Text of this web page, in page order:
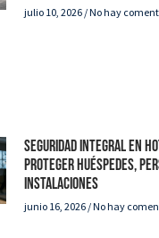
julio 10, 2026 No hay
Seguridad integral en
proteger huéspedes,
instalaciones
junio 16, 2026 No hay